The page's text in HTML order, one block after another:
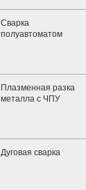
Сварка
полуавтоматом
Плазменная разка
металла c ЧПУ
Дуговая сварка